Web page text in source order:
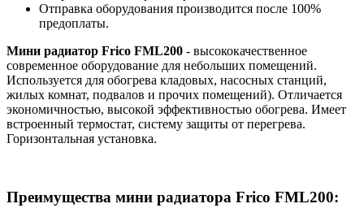
Отправка оборудования производится после 100%
предоплаты.
Мини радиатор Frico FML200 - высококачественное
современное оборудование для небольших помещений.
Используется для обогрева кладовых, насосных станций,
жилых комнат, подвалов и прочих помещений). Отличается
экономичностью, высокой эффективностью обогрева. Имеет
встроенный термостат, систему защиты от перегрева.
Горизонтальная установка.
Преимущества мини радиатора Frico FML200: